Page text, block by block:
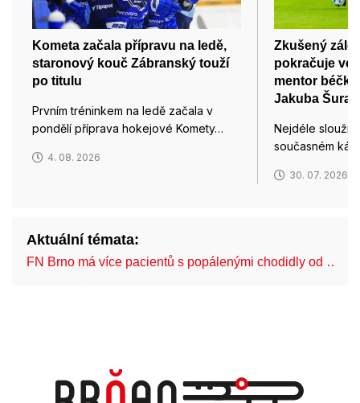
Kometa začala přípravu na ledě,
staronový kouč Zábranský touží
po titulu
Prvním tréninkem na ledě začala v
pondělí příprava hokejové Komety…
4. 08. 2026
Zkušený
pokračuje ve
mentor
Jakuba
Nejdéle
současném
30. 07. 2026
Aktuální témata:
FN Brno má více pacientů s popálenými chodidly od …